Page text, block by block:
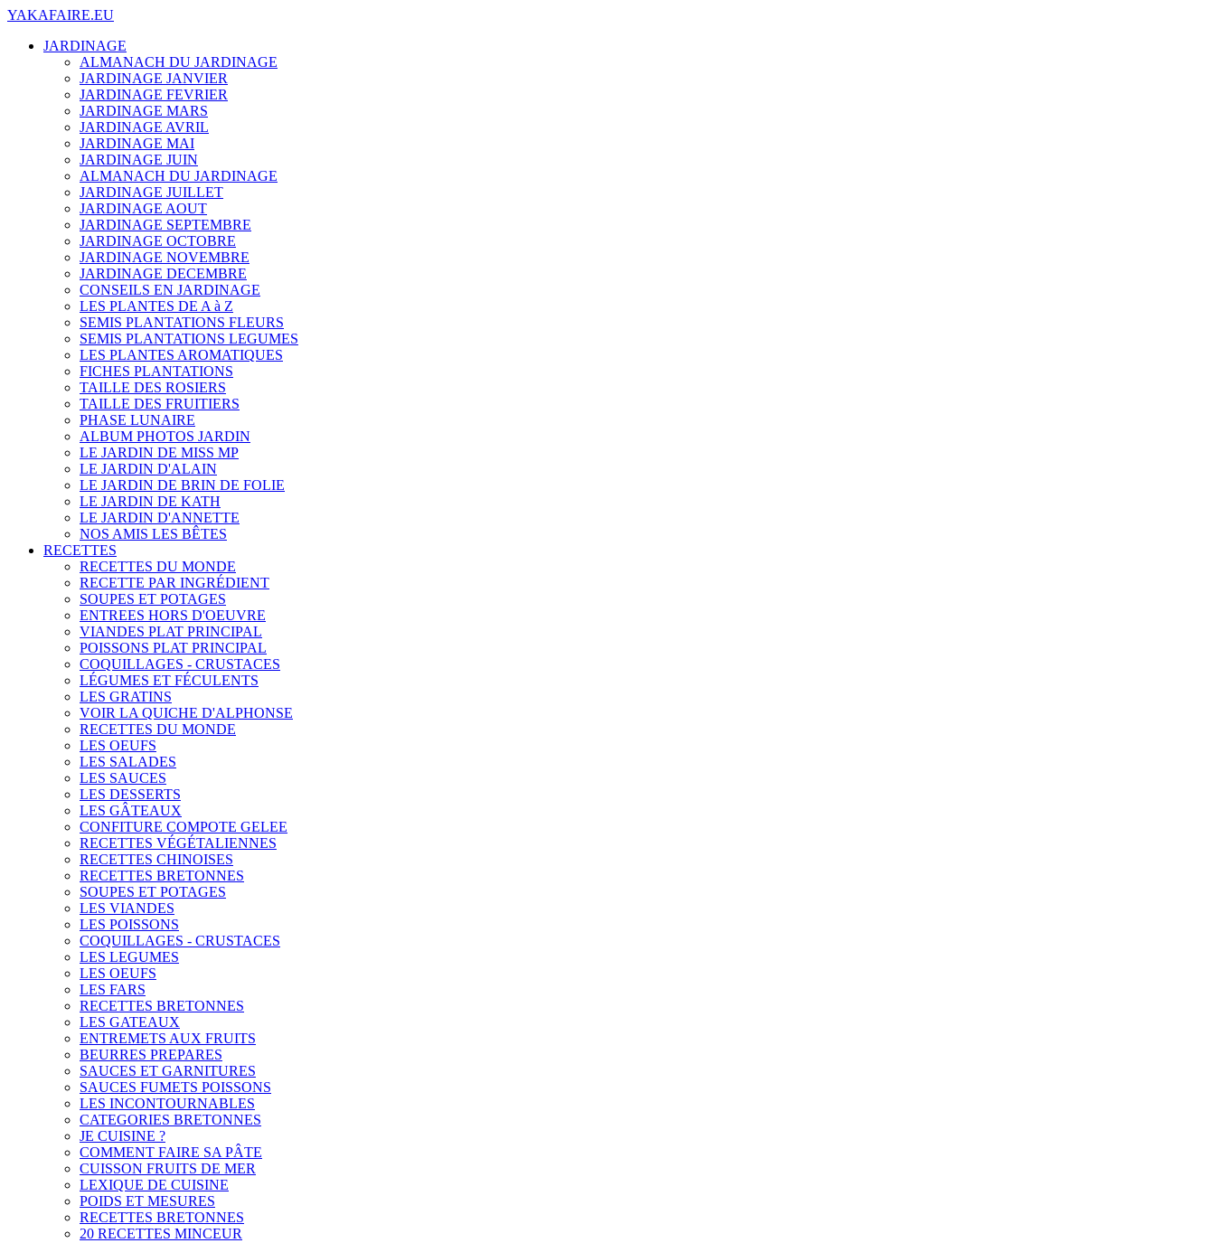
YAKAFAIRE.EU
JARDINAGE
ALMANACH DU JARDINAGE
JARDINAGE JANVIER
JARDINAGE FEVRIER
JARDINAGE MARS
JARDINAGE AVRIL
JARDINAGE MAI
JARDINAGE JUIN
ALMANACH DU JARDINAGE
JARDINAGE JUILLET
JARDINAGE AOUT
JARDINAGE SEPTEMBRE
JARDINAGE OCTOBRE
JARDINAGE NOVEMBRE
JARDINAGE DECEMBRE
CONSEILS EN JARDINAGE
LES PLANTES DE A à Z
SEMIS PLANTATIONS FLEURS
SEMIS PLANTATIONS LEGUMES
LES PLANTES AROMATIQUES
FICHES PLANTATIONS
TAILLE DES ROSIERS
TAILLE DES FRUITIERS
PHASE LUNAIRE
ALBUM PHOTOS JARDIN
LE JARDIN DE MISS MP
LE JARDIN D'ALAIN
LE JARDIN DE BRIN DE FOLIE
LE JARDIN DE KATH
LE JARDIN D'ANNETTE
NOS AMIS LES BÊTES
RECETTES
RECETTES DU MONDE
RECETTE PAR INGRÉDIENT
SOUPES ET POTAGES
ENTREES HORS D'OEUVRE
VIANDES PLAT PRINCIPAL
POISSONS PLAT PRINCIPAL
COQUILLAGES - CRUSTACES
LÉGUMES ET FÉCULENTS
LES GRATINS
VOIR LA QUICHE D'ALPHONSE
RECETTES DU MONDE
LES OEUFS
LES SALADES
LES SAUCES
LES DESSERTS
LES GÂTEAUX
CONFITURE COMPOTE GELEE
RECETTES VÉGÉTALIENNES
RECETTES CHINOISES
RECETTES BRETONNES
SOUPES ET POTAGES
LES VIANDES
LES POISSONS
COQUILLAGES - CRUSTACES
LES LEGUMES
LES OEUFS
LES FARS
RECETTES BRETONNES
LES GATEAUX
ENTREMETS AUX FRUITS
BEURRES PREPARES
SAUCES ET GARNITURES
SAUCES FUMETS POISSONS
LES INCONTOURNABLES
CATEGORIES BRETONNES
JE CUISINE ?
COMMENT FAIRE SA PÂTE
CUISSON FRUITS DE MER
LEXIQUE DE CUISINE
POIDS ET MESURES
RECETTES BRETONNES
20 RECETTES MINCEUR